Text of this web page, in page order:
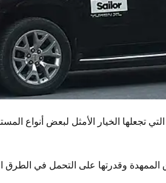
المميزات التي تجعلها الخيار الأمثل لبعض
الممهدة وقدرتها على التحمل في الطرق